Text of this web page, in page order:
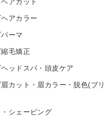
ヘアカラー
パーマ
縮毛矯正
ヘッドスパ・頭皮ケア
眉カット・眉カラー・脱色(ブリ
シェービング